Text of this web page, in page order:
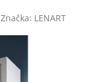
Značka: LENART